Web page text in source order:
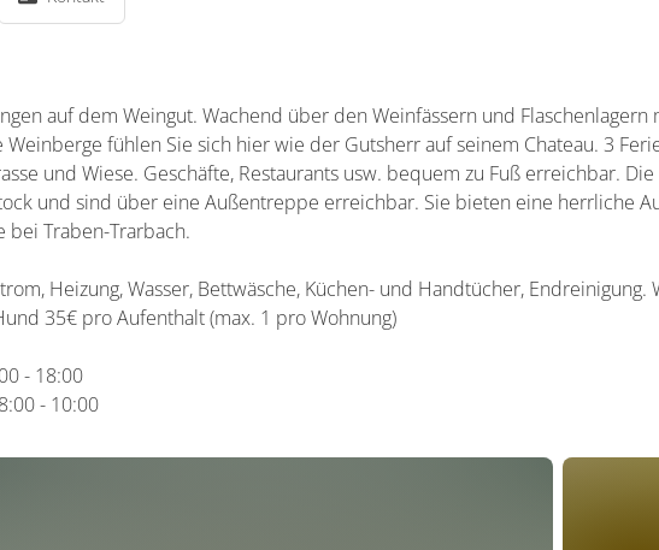
auf dem Weingut. Wachend über den Weinfässern und
Weinberge fühlen Sie sich hier wie der Gutsherr auf seinem Chateau. 3
und Wiese. Geschäfte, Restaurants usw. bequem zu Fuß erreichbar.
und sind über eine Außentreppe erreichbar. Sie bieten eine herrliche
bei Traben-Trarbach.
Heizung, Wasser, Bettwäsche, Küchen- und Handtücher,
35€ pro Aufenthalt (max. 1 pro Wohnung)
- 18:00
- 10:00